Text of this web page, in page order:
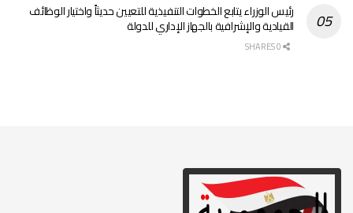
رئيس الوزراء يتابع الخطوات التنفيذية للتعيين حديثاً واختيار الوظائف
القيادية والإشرافية بالجهاز الإداري للدولة